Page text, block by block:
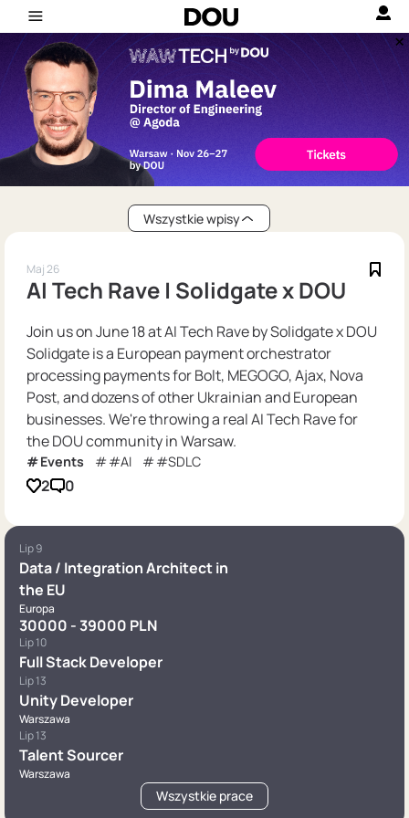
Wszystkie wpisy
Maj 26
AI Tech Rave | Solidgate x DOU
Join us on June 18 at AI Tech Rave by Solidgate x DOU
Solidgate is a European payment orchestrator
processing payments for Bolt, MEGOGO, Ajax, Nova
Post, and dozens of other Ukrainian and European
businesses. We're throwing a real AI Tech Rave for
the DOU community in Warsaw.
Events #AI #SDLC
2 0
Lip 9
Data / Integration Architect in
the EU
Europa
30000 - 39000 PLN
Lip 10
Full Stack Developer
Lip 13
Unity Developer
Warszawa
Lip 13
Talent Sourcer
Warszawa
Wszystkie prace